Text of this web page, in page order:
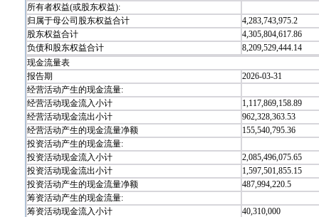
所有者权益(或股东权益):
归属于母公司股东权益合计
4,283,743,975.2
股东权益合计
4,305,804,617.86
负债和股东权益合计
8,209,529,444.14
现金流量表
报告期
2026-03-31
经营活动产生的现金流量:
经营活动现金流入小计
1,117,869,158.89
经营活动现金流出小计
962,328,363.53
经营活动产生的现金流量净额
155,540,795.36
投资活动产生的现金流量:
投资活动现金流入小计
2,085,496,075.65
投资活动现金流出小计
1,597,501,855.15
投资活动产生的现金流量净额
487,994,220.5
筹资活动产生的现金流量:
筹资活动现金流入小计
40,310,000